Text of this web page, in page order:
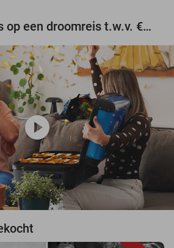
Maak gratis kans op een droomreis t.w.v. €3.000!
play_circle